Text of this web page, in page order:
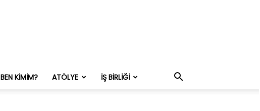
BEN KIMIM? ATÖLYE İŞ BIRLIĞI